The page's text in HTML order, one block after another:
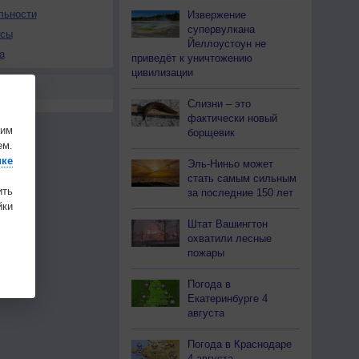
Извержение
супервулкана
Йеллоустоун не
приведёт к уничтожению
цивилизации
Слизни – это
фактически новый
борщевик
Эль-Ниньо может
стать самым сильным
за последние 150 лет
Штат Вашингтон
охватили лесные
пожары
Погода в
Екатеринбурге 4
августа
Погода в Краснодаре